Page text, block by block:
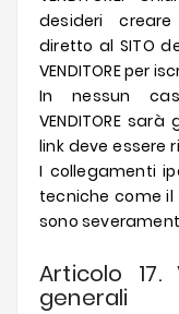
desideri
diretto al SITO
VENDITORE per
In nessun
VENDITORE
link deve essere
I collegamenti
tecniche come
sono
Articolo 17.
generali